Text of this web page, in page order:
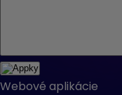
Webové aplikácie